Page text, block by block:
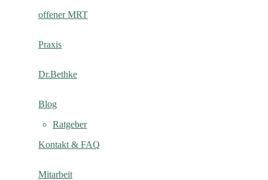
offener MRT
Praxis
Dr.Bethke
Blog
Ratgeber
Kontakt & FAQ
Mitarbeit